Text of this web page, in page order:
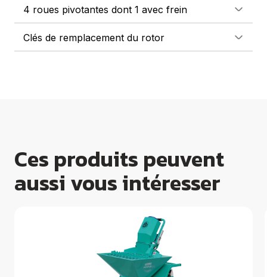
4 roues pivotantes dont 1 avec frein
Clés de remplacement du rotor
Ces produits peuvent
aussi vous intéresser